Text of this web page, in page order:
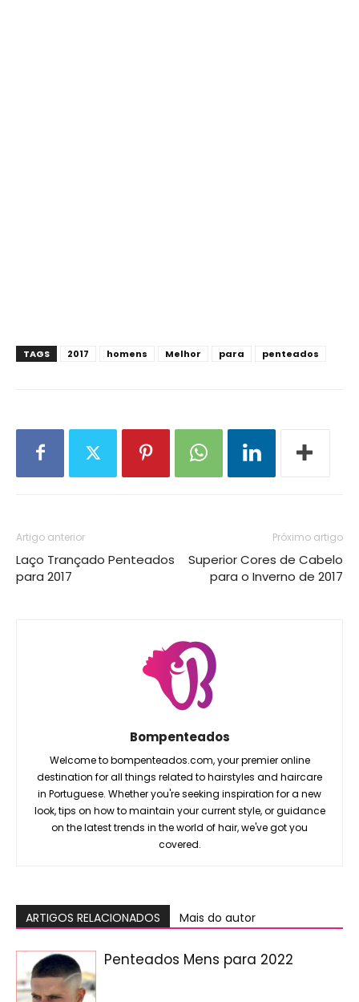
TAGS 2017 homens Melhor para penteados
Artigo anterior
Laço Trançado Penteados
para 2017
Próximo artigo
Superior Cores de Cabelo
para o Inverno de 2017
Bompenteados
Welcome to bompenteados.com, your premier online
destination for all things related to hairstyles and haircare
in Portuguese. Whether you're seeking inspiration for a new
look, tips on how to maintain your current style, or guidance
on the latest trends in the world of hair, we've got you
covered.
ARTIGOS RELACIONADOS Mais do autor
Penteados Mens para 2022